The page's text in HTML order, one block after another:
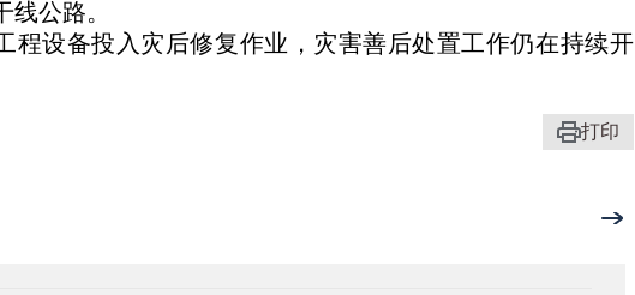
公路。
程设备投入灾后修复作业，灾害善后处置工作仍在持续开
打印